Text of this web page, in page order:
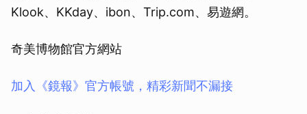
Klook、KKday、ibon、Trip.com、易遊網。
奇美博物館官方網站
加入《鏡報》官方帳號，精彩新聞不漏接